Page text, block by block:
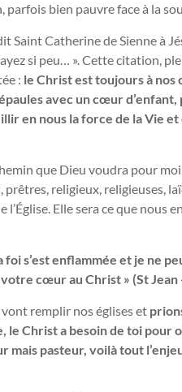
parfois bien pauvre face à la
Saint Catherine de Sienne à
si peu… ». Cette citation,
: le Christ est toujours à nos
avec un cœur
en nous la force de la Vie et
que Dieu voudra pour
prêtres, religieux, religieuses,
Elle sera ce que nous
foi s’est enflammée et je ne
cœur au Christ » (St Jean
remplir nos églises et
le Christ a besoin de toi pour
mais pasteur, voilà tout